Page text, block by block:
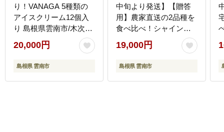
り！VANAGA 5種類の
アイスクリーム12個入
り 島根県雲南市/木次乳
業有限会社 [AIBH008]
20,000円
島根県 雲南市
中旬より発送】【贈答
用】農家直送の2品種を
食べ比べ！シャインマ
スカット 1房 ピオーネ 1
房（約950g）秀品・化
粧箱入り 島根県雲南市/
19,000円
島根県 雲南市